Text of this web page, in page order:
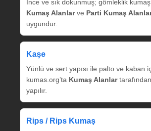
İnce ve sık dokunmuş; gömleklik
Kumaş Alanlarve Parti Kumaş
uygundur.
Kaşe
Yünlü ve sert yapısı ile palto ve kaban
kumas.org’ta Kumaş Alanlar
yapılır.
Rips / Rips Kumaş